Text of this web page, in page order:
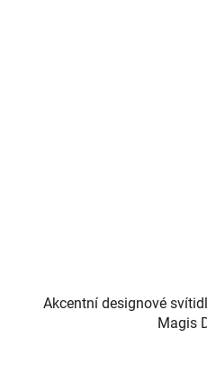
Akcentní designové
Magis